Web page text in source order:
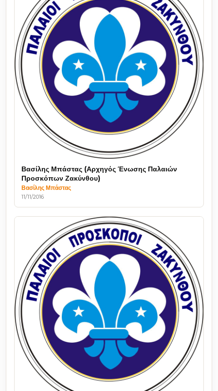
Βασίλης Μπάστας (Αρχηγός Ένωσης Παλαιών
Προσκόπων Ζακύνθου)
Βασίλης Μπάστας
11/11/2016